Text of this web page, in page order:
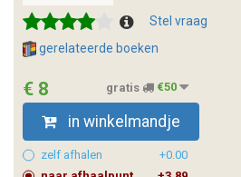
Stel vraag
gerelateerde boeken
€ 8 gratis €50
in winkelmandje
zelf afhalen
+0.00